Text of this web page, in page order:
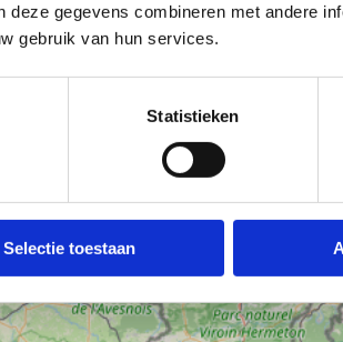
gegevens combineren met andere
gebruik van hun services.
Statistieken
Selectie toestaan